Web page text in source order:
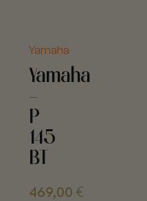
Yamaha
Yamaha
-
P
145
BT
469,00 €